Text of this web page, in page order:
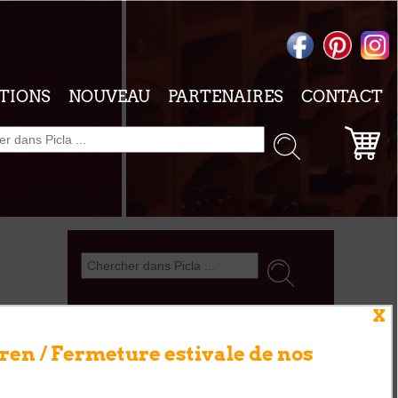
NOUVEAU PARTENAIRES CONTACT
étude
PANIER
X
/ Fermeture estivale de nos